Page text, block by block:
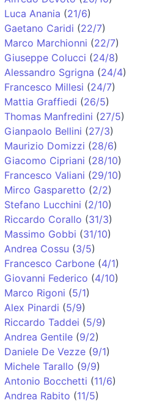
Luca Anania (21/6)
Gaetano Caridi (22/7)
Marco Marchionni (22/7)
Giuseppe Colucci (24/8)
Alessandro Sgrigna (24/4)
Francesco Millesi (24/7)
Mattia Graffiedi (26/5)
Thomas Manfredini (27/5)
Gianpaolo Bellini (27/3)
Maurizio Domizzi (28/6)
Giacomo Cipriani (28/10)
Francesco Valiani (29/10)
Mirco Gasparetto (2/2)
Stefano Lucchini (2/10)
Riccardo Corallo (31/3)
Massimo Gobbi (31/10)
Andrea Cossu (3/5)
Francesco Carbone (4/1)
Giovanni Federico (4/10)
Marco Rigoni (5/1)
Alex Pinardi (5/9)
Riccardo Taddei (5/9)
Andrea Gentile (9/2)
Daniele De Vezze (9/1)
Michele Tarallo (9/9)
Antonio Bocchetti (11/6)
Andrea Rabito (11/5)